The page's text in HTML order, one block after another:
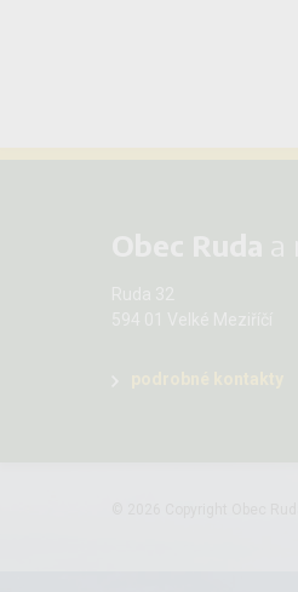
© 2026 Copyright Obec